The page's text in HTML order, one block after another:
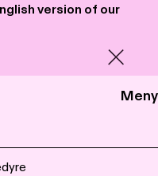
version of our
Meny